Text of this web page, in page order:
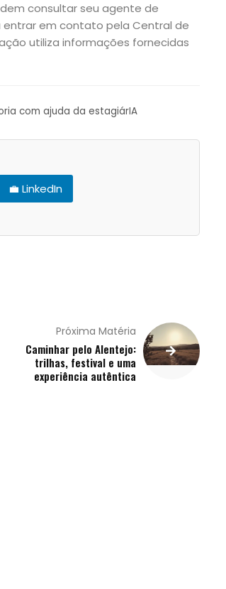
consultar seu agente de
entrar em contato pela Central de
utiliza informações fornecidas
com ajuda da estagiárIA
💼 LinkedIn
Próxima Matéria
Caminhar pelo Alentejo:
trilhas, festival e uma
experiência autêntica